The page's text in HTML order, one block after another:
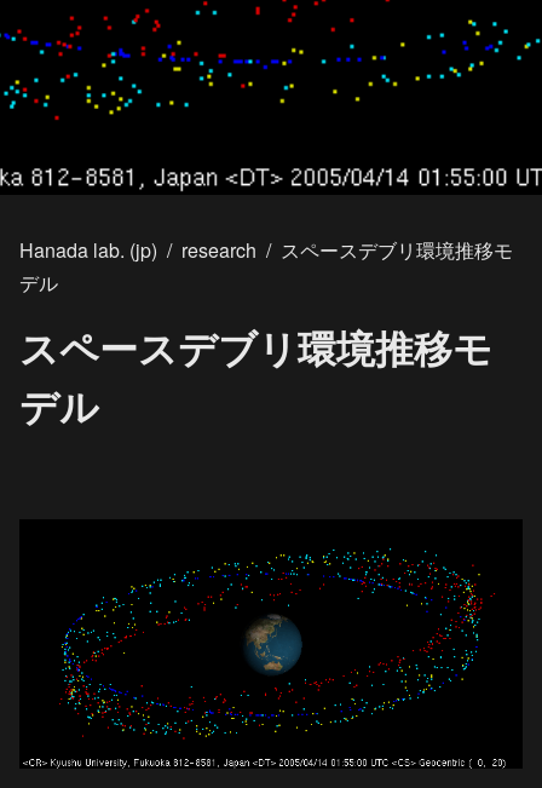
Hanada lab. (jp) / research / スペースデブリ環境推移モ
デル
スペースデブリ環境推移モ
デル